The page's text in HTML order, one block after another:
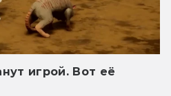
игрой. Вот её